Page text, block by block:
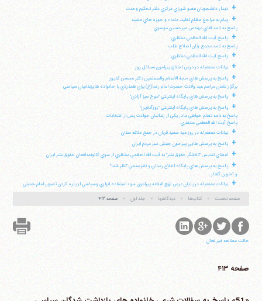
+ ديدار دانشجويان عضو شوراي مركزي دفتر تحكيم وحدت
+
پيام به مراجع عظام تقليد، علماء و حوزه هاي علميه
پاسخ به نامه آقاي مهندس ميرحسين موسوي
+
پاسخ آيت الله العظمي منتظري:
پاسخ به نامه مجمع زنان اصلاح طلب
+ پاسخ آيت الله العظمي منتظري:
+ بيانات معظم له در درس اخلاق پيرامون مسائل روز
+
پاسخ به پرسش هاي حجة الاسلام والمسلمين دكتر محسن كديور
برگزار نشدن مراسم عيد ولادت حضرت امام رضا(ع) براي همدردي با خانواده هايزندانيان سياسي
+ پاسخ به پرسش هاي پايگاه اينترنتي "موج سبز آزادي"
+
پاسخ به پرسش هاي پايگاه اينترنتي "روزآنلاين"
پاسخ به نامه تظلم خواهي مادر يكي از زندانيان حوادث پس از انتخابات
پاسخ آيت الله العظمي منتظري:
+ بيانات معظم له در روز عيد سعيد قربان در جمع علاقه مندان
+ پاسخ به پرسش هايي پيرامون جنبش سبز مردم ايران
+ اعطاي تنديس "تلاشگر حقوق بشر" به آيت الله العظمي منتظري از سوي كانونمدافعان حقوق بشر ايران
+
پاسخ به پرسش هاي پايگاه اطلاع رساني و نظرسنجي "نظر شما"
و آخرين گفتار...
+ بيانات معظم له در پايان درس نهج البلاغه پيرامون سوء استفاده ابزاري وسياسي از پاره كردن تصوير امام خميني
صفحه نخست کتاب‌ها دیدگاهها جلد اول صفحه ۴۱۳
حالت مطالعه غیر فعال
صفحه ۴۱۳